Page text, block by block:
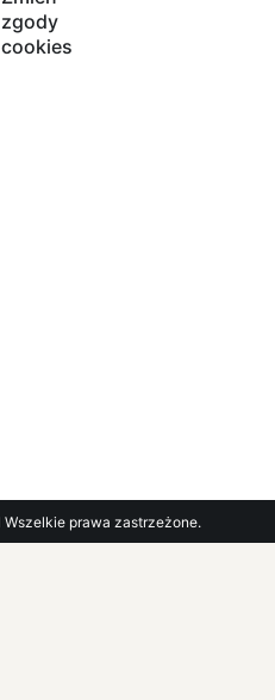
zgody
cookies